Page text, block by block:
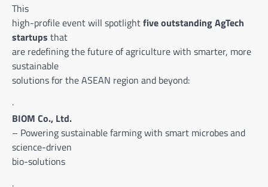
This
high-profile event will spotlightfive outstanding AgTech
startups that
are redefining the future of agriculture with smarter, more
sustainable
solutions for the ASEAN region and beyond:
·
BIOM Co., Ltd.
– Powering sustainable farming with smart microbes and
science-driven
bio-solutions